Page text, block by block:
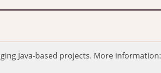
Java-based projects. More information: